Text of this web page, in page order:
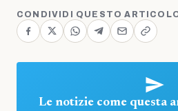
CONDIVIDI QUESTO
Le notizie come questa